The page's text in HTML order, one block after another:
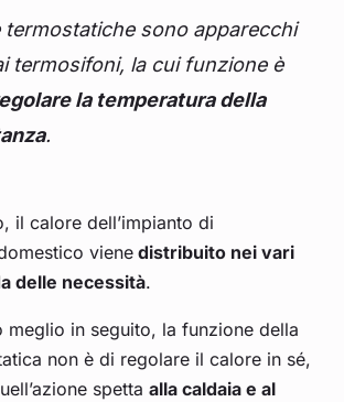
termostatiche sono apparecchi
termosifoni, la cui funzione è
la temperatura della
.
il calore dell’impianto di
vienedistribuito nei vari
delle necessità.
meglio in seguito, la funzione della
non è di regolare il calore in sé,
spettaalla caldaia e al